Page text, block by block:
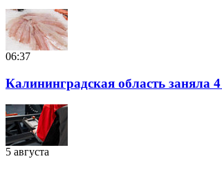
06:37
Калининградская область заняла
5 августа